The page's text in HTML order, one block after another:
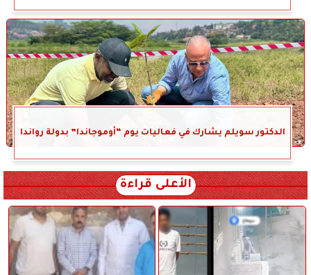
الدكتور سويلم يشارك في فعاليات يوم “أوموجاندا” بدولة رواندا
الأعلى قراءة